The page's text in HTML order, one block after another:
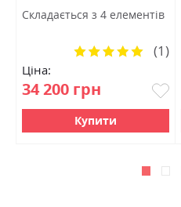
Cкладається з 4 елементів
Ціна:
34 200 грн
Рейтинг:
(1)
Купити